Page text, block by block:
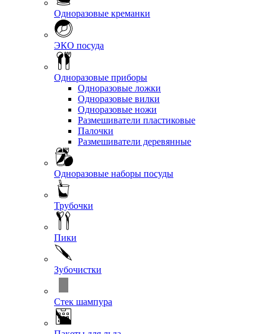
Одноразовые креманки
ЭКО посуда
Одноразовые приборы
Одноразовые ложки
Одноразовые вилки
Одноразовые ножи
Размешиватели пластиковые
Палочки
Размешиватели деревянные
Одноразовые наборы посуды
Трубочки
Пики
Зубочистки
Стек шампура